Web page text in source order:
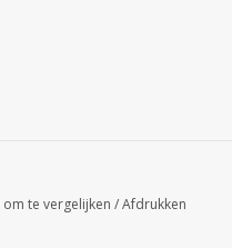
te vergelijken /Afdrukken